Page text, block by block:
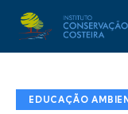
EDUCAÇÃO